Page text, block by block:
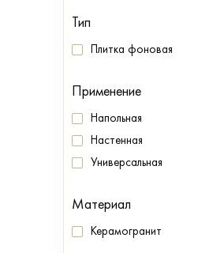
Тип
Плитка фоновая
Применение
Напольная
Настенная
Универсальная
Материал
Керамогранит